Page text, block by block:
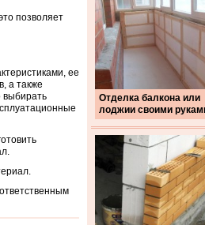
Отделка балкона или
лоджии своими
позволяет
ее
а также
выбирать